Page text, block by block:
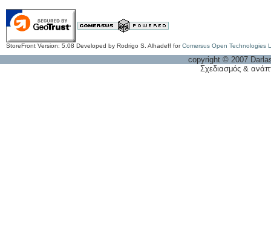
StoreFront Version: 5.08 Developed by Rodrigo S. Alhadeff forComersus Open Technologies
copyright © 2007
Σχεδιασμός &